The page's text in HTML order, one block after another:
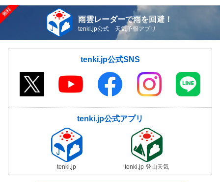
雨雲レーダーで雨を回避！
tenki.jp公式 天気予報アプリ
tenki.jp公式SNS
tenki.jp公式アプリ
tenki.jp tenki.jp 登山天気